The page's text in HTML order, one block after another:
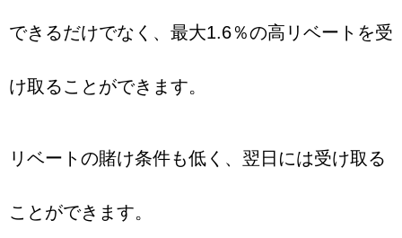
できるだけでなく、最大1.6％の高リベートを受
け取ることができます。
リベートの賭け条件も低く、翌日には受け取る
ことができます。